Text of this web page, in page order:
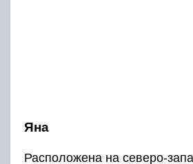
Яна
Расположена на северо-